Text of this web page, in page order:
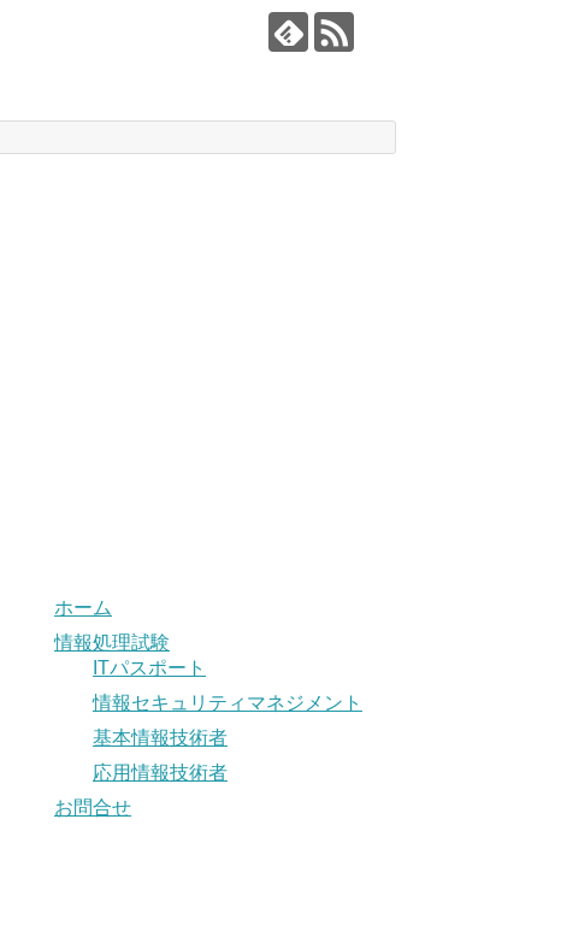
ホーム
情報処理試験
ITパスポート
情報セキュリティマネジメント
基本情報技術者
応用情報技術者
お問合せ